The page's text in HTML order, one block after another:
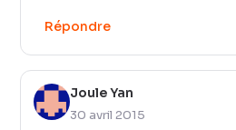
Répondre
Joule Yan
30 avril 2015